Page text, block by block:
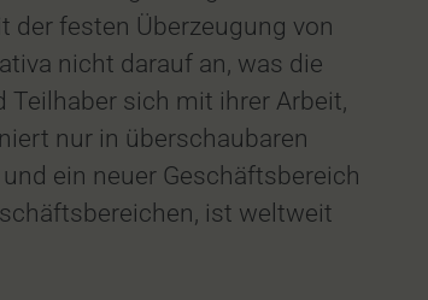
festen Überzeugung von
nicht darauf an, was die
sich mit ihrer Arbeit,
nur in überschaubaren
ein neuer Geschäftsbereich
ist weltweit